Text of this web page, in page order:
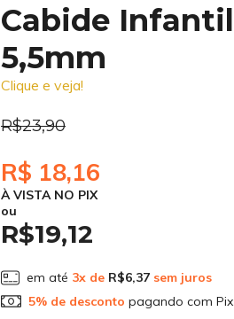
Cabide Infantil
5,5mm
Clique e veja!
R$23,90
R$ 18,16
À VISTA NO PIX
ou
R$19,12
em até 3x de R$6,37sem juros
5% de desconto pagando com Pix